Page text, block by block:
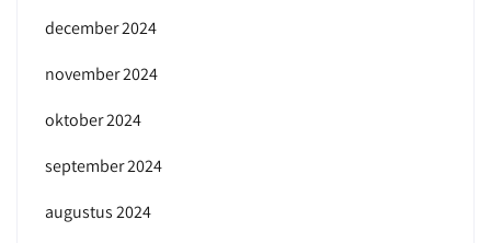
december 2024
november 2024
oktober 2024
september 2024
augustus 2024